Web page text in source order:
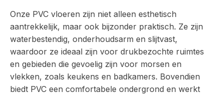
Onze PVC vloeren zijn niet alleen esthetisch
aantrekkelijk, maar ook bijzonder praktisch. Ze zijn
waterbestendig, onderhoudsarm en slijtvast,
waardoor ze ideaal zijn voor drukbezochte ruimtes
en gebieden die gevoelig zijn voor morsen en
vlekken, zoals keukens en badkamers. Bovendien
biedt PVC een comfortabele ondergrond en werkt